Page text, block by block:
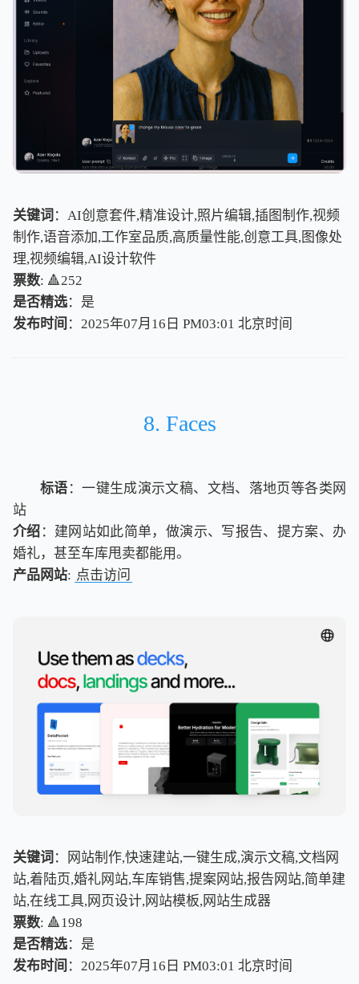
关键词 ：AI创意套件,精准设计,照片编辑,插图制作,视频
制作,语音添加,工作室品质,高质量性能,创意工具,图像处
理,视频编辑,AI设计软件
票数: 🔺252
是否精选：是
发布时间 ：2025年07月16日 PM03:01 北京时间
北京时间
8. Faces
标语 ：一键生成演示文稿、文档、落地页等各类网
站
介绍 ：建网站如此简单，做演示、写报告、提方案、办
婚礼，甚至车库甩卖都能用。
产品网站: 点击访问
关键词 ：网站制作,快速建站,一键生成,演示文稿,文档网
站,着陆页,婚礼网站,车库销售,提案网站,报告网站,简单建
站,在线工具,网页设计,网站模板,网站生成器
票数: 🔺198
是否精选：是
发布时间 ：2025年07月16日 PM03:01 北京时间
北京时间